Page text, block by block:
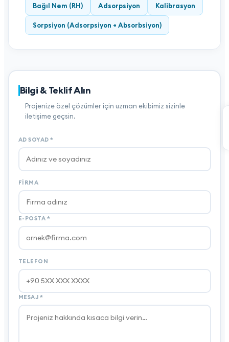
Bağıl Nem (RH) Adsorpsiyon Kalibrasyon
Sorpsiyon (Adsorpsiyon + Absorbsiyon)
Bilgi & Teklif Alın
Projenize özel çözümler için uzman ekibimiz sizinle
iletişime geçsin.
AD SOYAD *
FIRMA
E-POSTA *
TELEFON
MESAJ *